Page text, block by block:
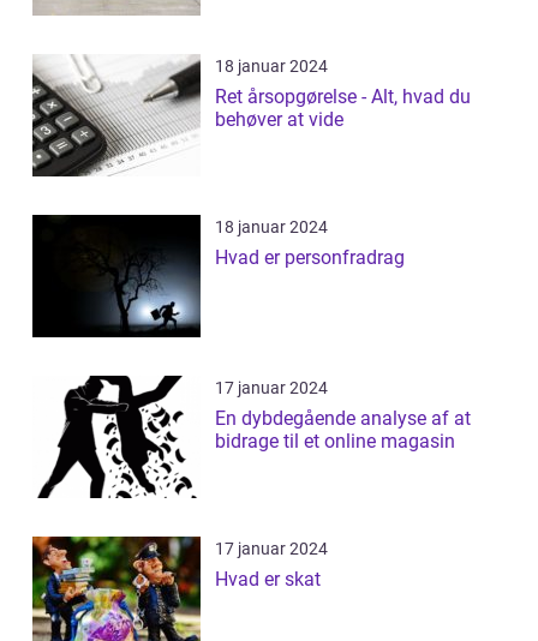
18 januar 2024
Ret årsopgørelse - Alt, hvad du
behøver at vide
18 januar 2024
Hvad er personfradrag
17 januar 2024
En dybdegående analyse af at
bidrage til et online magasin
17 januar 2024
Hvad er skat